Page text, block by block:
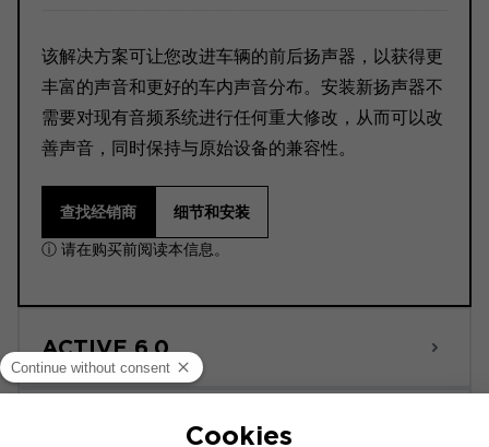
该解决方案可让您改进车辆的前后扬声器，以获得更
丰富的声音和更好的车内声音分布。安装新扬声器不
需要对现有音频系统进行任何重大修改，从而可以改
善声音，同时保持与原始设备的兼容性。
查找经销商 细节和安装
ⓘ 请在购买前阅读本信息。
ACTIVE 6.0